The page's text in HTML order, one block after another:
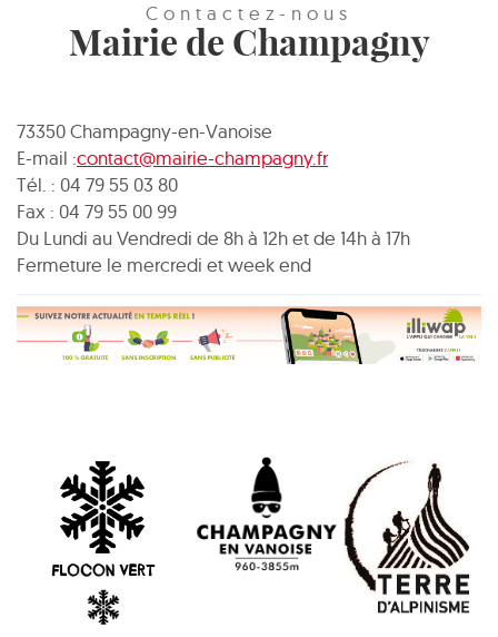
Contactez-nous
Mairie de Champagny
73350 Champagny-en-Vanoise
E-mail :contact@mairie-champagny.fr
Tél. : 04 79 55 03 80
Fax : 04 79 55 00 99
Du Lundi au Vendredi de 8h à 12h et de 14h à 17h
Fermeture le mercredi et week end